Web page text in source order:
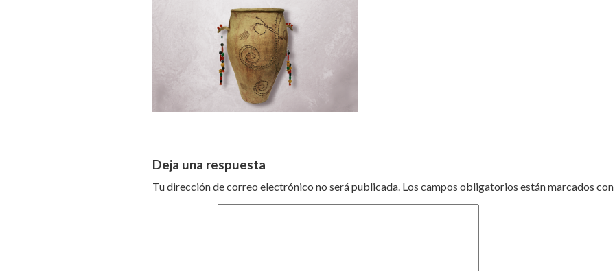
Deja una respuesta
Tu dirección de correo electrónico no será publicada. Los campos obligatorios están marcados con